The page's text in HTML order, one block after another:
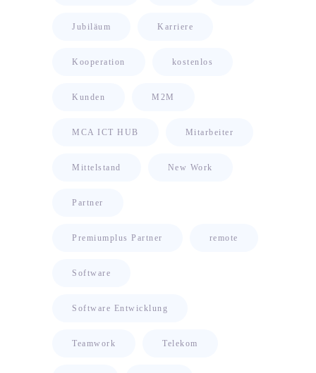
Jubiläum Karriere
Kooperation kostenlos
Kunden M2M
MCA ICT HUB Mitarbeiter
Mittelstand New Work
Partner
Premiumplus Partner remote
Software
Software Entwicklung
Teamwork Telekom